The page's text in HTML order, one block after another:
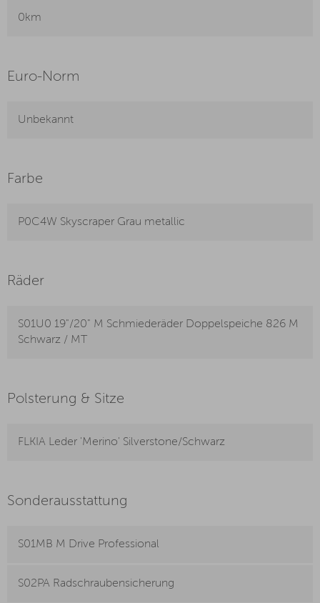
0km
Euro-Norm
Unbekannt
Farbe
P0C4W Skyscraper Grau metallic
Räder
S01U0 19"/20" M Schmiederäder Doppelspeiche 826 M
Schwarz / MT
Polsterung & Sitze
FLKIA Leder 'Merino' Silverstone/Schwarz
Sonderausstattung
S01MB M Drive Professional
S02PA Radschraubensicherung